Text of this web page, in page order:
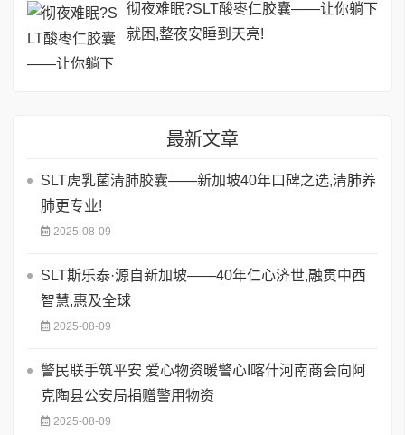
彻夜难眠?SLT酸枣仁胶囊——让你躺下
就困,整夜安睡到天亮!
最新文章
SLT虎乳菌清肺胶囊——新加坡40年口碑之选,清肺养
肺更专业!
2025-08-09
SLT斯乐泰·源自新加坡——40年仁心济世,融贯中西
智慧,惠及全球
2025-08-09
警民联手筑平安 爱心物资暖警心I喀什河南商会向阿
克陶县公安局捐赠警用物资
2025-08-09